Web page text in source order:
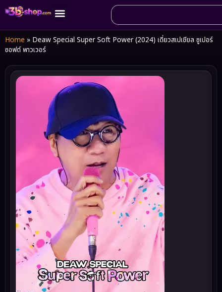
Home » Deaw Special Super Soft Power (2024) เดี่ยวสเปเชียล ซูเปอร์
ซอฟต์ พาวเวอร์